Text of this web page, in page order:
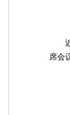
近
席会